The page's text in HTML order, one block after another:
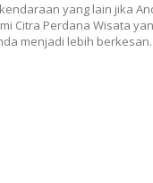
yang lain jika
Citra Perdana Wisata
menjadi lebih berkesan.